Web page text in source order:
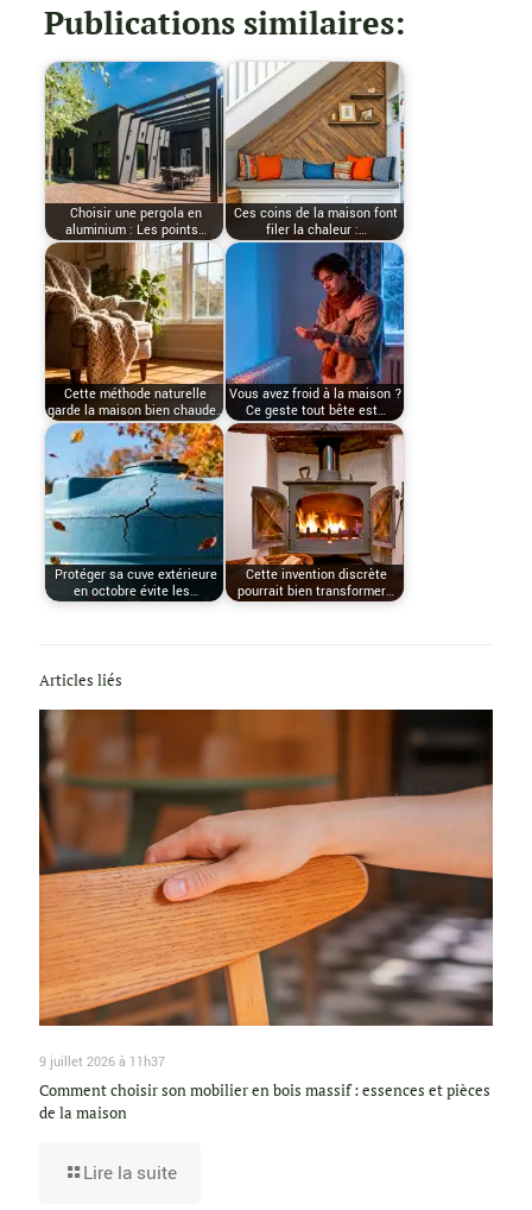
Publications similaires:
Choisir une pergola en
aluminium : Les points…
Ces coins de la maison font
filer la chaleur :…
Cette méthode naturelle
garde la maison bien chaude…
Vous avez froid à la maison ?
Ce geste tout bête est…
Protéger sa cuve extérieure
en octobre évite les…
Cette invention discrète
pourrait bien transformer…
Articles liés
9 juillet 2026 à 11h37
Comment choisir son mobilier en bois massif : essences et pièces
de la maison
Lire la suite